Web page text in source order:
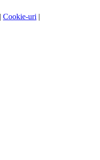
| Cookie-uri |